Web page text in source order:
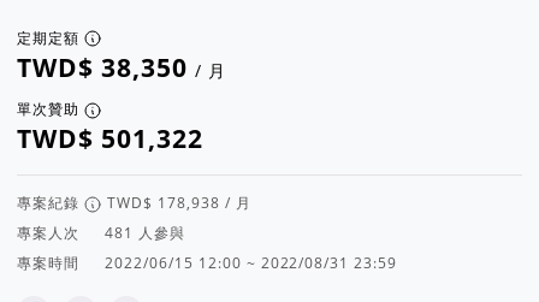
定期定額
/ 月
單次贊助
專案紀錄
/ 月
專案人次
人參與
專案時間
2022/06/15 12:00 ~ 2022/08/31 23:59